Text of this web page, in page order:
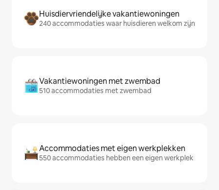
Huisdiervriendelijke vakantiewoningen
240 accommodaties waar huisdieren welkom zijn
Vakantiewoningen met zwembad
510 accommodaties met zwembad
Accommodaties met eigen werkplekken
550 accommodaties hebben een eigen werkplek